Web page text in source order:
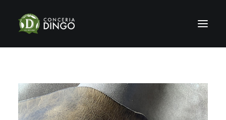
STORIA
PRODUZIONE